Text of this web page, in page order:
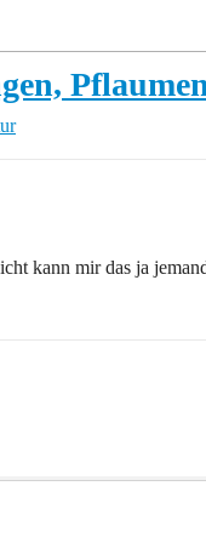
kann mir das ja